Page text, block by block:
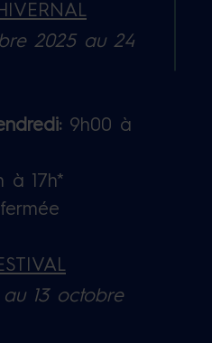
2025 au 24
9h00 à
à 17h*
13 octobre